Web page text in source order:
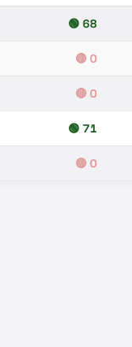
🟢 68
🔴 0
🔴 0
🟢 71
🔴 0